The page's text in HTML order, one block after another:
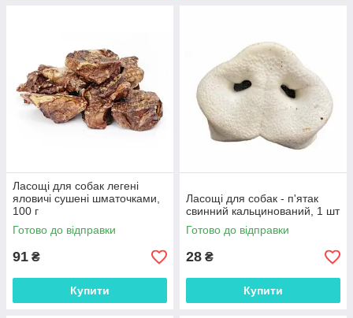
Ласощі для собак легені
яловичі сушені шматочками,
100 г
Готово до відправки
91 ₴
Купити
Ласощі для собак - п'ятак
свинний кальцинований, 1 шт
Готово до відправки
28 ₴
Купити